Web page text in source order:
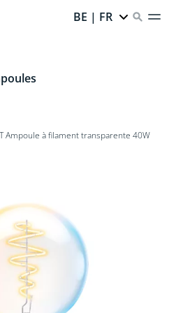
BE | FR
Ampoule à filament transparente 40W